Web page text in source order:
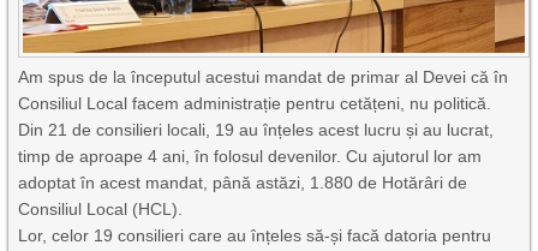
Am spus de la începutul acestui mandat de primar al Devei că în
Consiliul Local facem administrație pentru cetățeni, nu politică.
Din 21 de consilieri locali, 19 au înțeles acest lucru și au lucrat,
timp de aproape 4 ani, în folosul devenilor. Cu ajutorul lor am
adoptat în acest mandat, până astăzi, 1.880 de Hotărâri de
Consiliul Local (HCL).
Lor, celor 19 consilieri care au înțeles să-și facă datoria pentru